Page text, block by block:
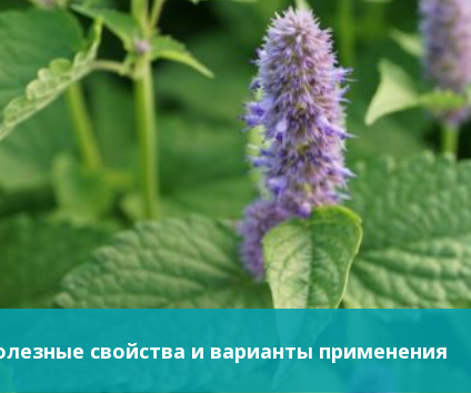
свойства и варианты применения